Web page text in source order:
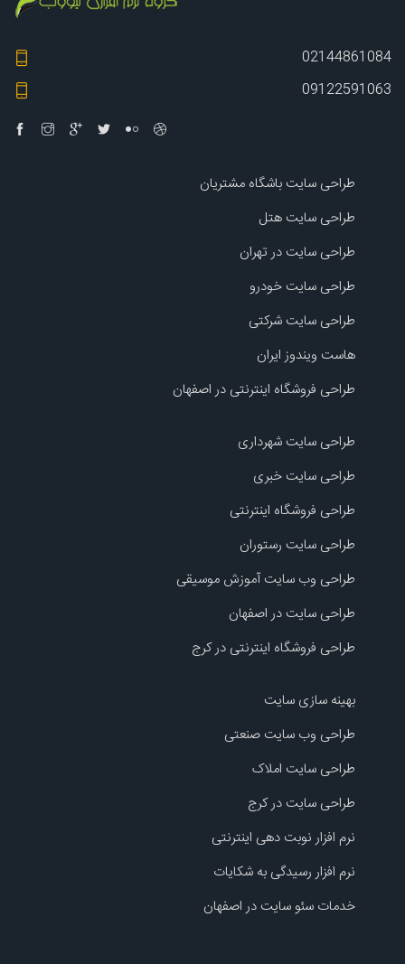
02144861084
09122591063
طراحی سایت باشگاه مشتریان
طراحی سایت هتل
طراحی سایت در تهران
طراحی سایت خودرو
طراحی سایت شرکتی
هاست ویندوز ایران
طراحی فروشگاه اینترنتی در اصفهان
طراحی سایت شهرداری
طراحی سایت خبری
طراحی فروشگاه اینترنتی
طراحی سایت رستوران
طراحی وب سایت آموزش موسیقی
طراحی سایت در اصفهان
طراحی فروشگاه اینترنتی در کرج
بهینه سازی سایت
طراحی وب سایت صنعتی
طراحی سایت املاک
طراحی سایت در کرج
نرم افزار نوبت دهی اینترنتی
نرم افزار رسیدگی به شکایات
خدمات سئو سایت در اصفهان